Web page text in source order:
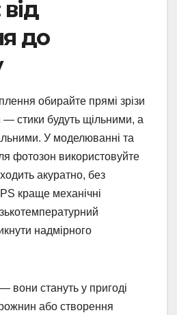
до
обирайте прямі зрізи
стики будуть щільними, а
У моделюванні та
фотозон використовуйте
акуратно, без
краще механічні
надмірного
вони стануть у пригоді
або створення